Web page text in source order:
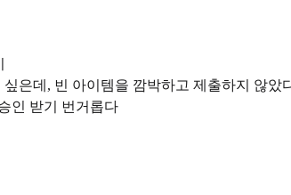
은데, 빈 아이템을 깜박하고 제출하지 않았
인 받기 번거롭다